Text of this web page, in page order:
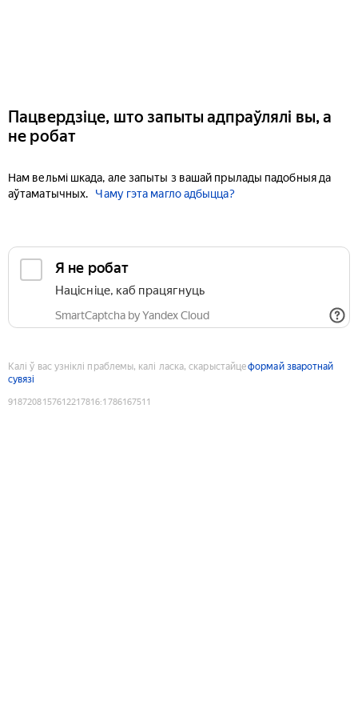
Пацвердзіце, што запыты адпраўлялі вы, а
не робат
Нам вельмі шкада, але запыты з вашай прылады падобныя да
аўтаматычных.
Чаму гэта магло адбыцца?
Я не робат
Націсніце, каб працягнуць
SmartCaptcha by Yandex Cloud
Калі ў вас узніклі праблемы, калі ласка, скарыстайцеформай зваротнай
сувязі
9187208157612217816:1786167511